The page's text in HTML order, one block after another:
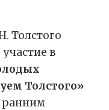
Толстого
в
Толстого»
ранним